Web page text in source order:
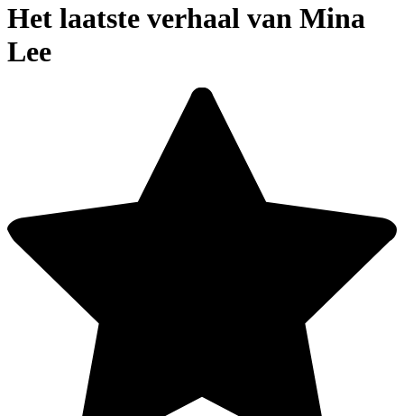
Het laatste verhaal van Mina
Lee